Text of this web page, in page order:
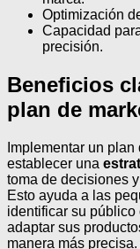
Optimización
Capacidad
precisión.
Beneficios
plan de
Implementar un
establecer una
toma de decisiones
Esto ayuda a las
identificar su
adaptar sus
manera más precisa.